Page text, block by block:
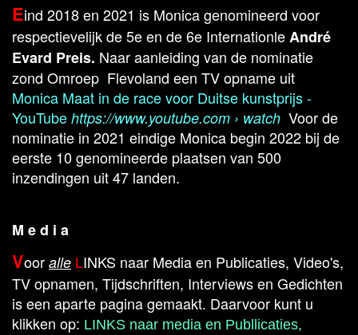
Eind 2018 en 2021 is Monica genomineerd voor
respectievelijk de 5e en de 6e InternationleAndré
Evard Preis. Naar aanleiding van de nominatie
zond Omroep Flevoland een TV opname uit
Monica Maat in de race voor Duitse kunstprijs -
YouTube https://www.youtube.com › watch Voor de
nominatie in 2021 eindige Monica begin 2022 bij de
eerste 10 genomineerde plaatsen van 500
inzendingen uit 47 landen.
M e d i a
Voor alle LINKS naar Media en Publicaties, Video's,
TV opnamen, Tijdschriften, Interviews en Gedichten
is een aparte pagina gemaakt. Daarvoor kunt u
klikken op: LINKS naar media en Publlicaties,